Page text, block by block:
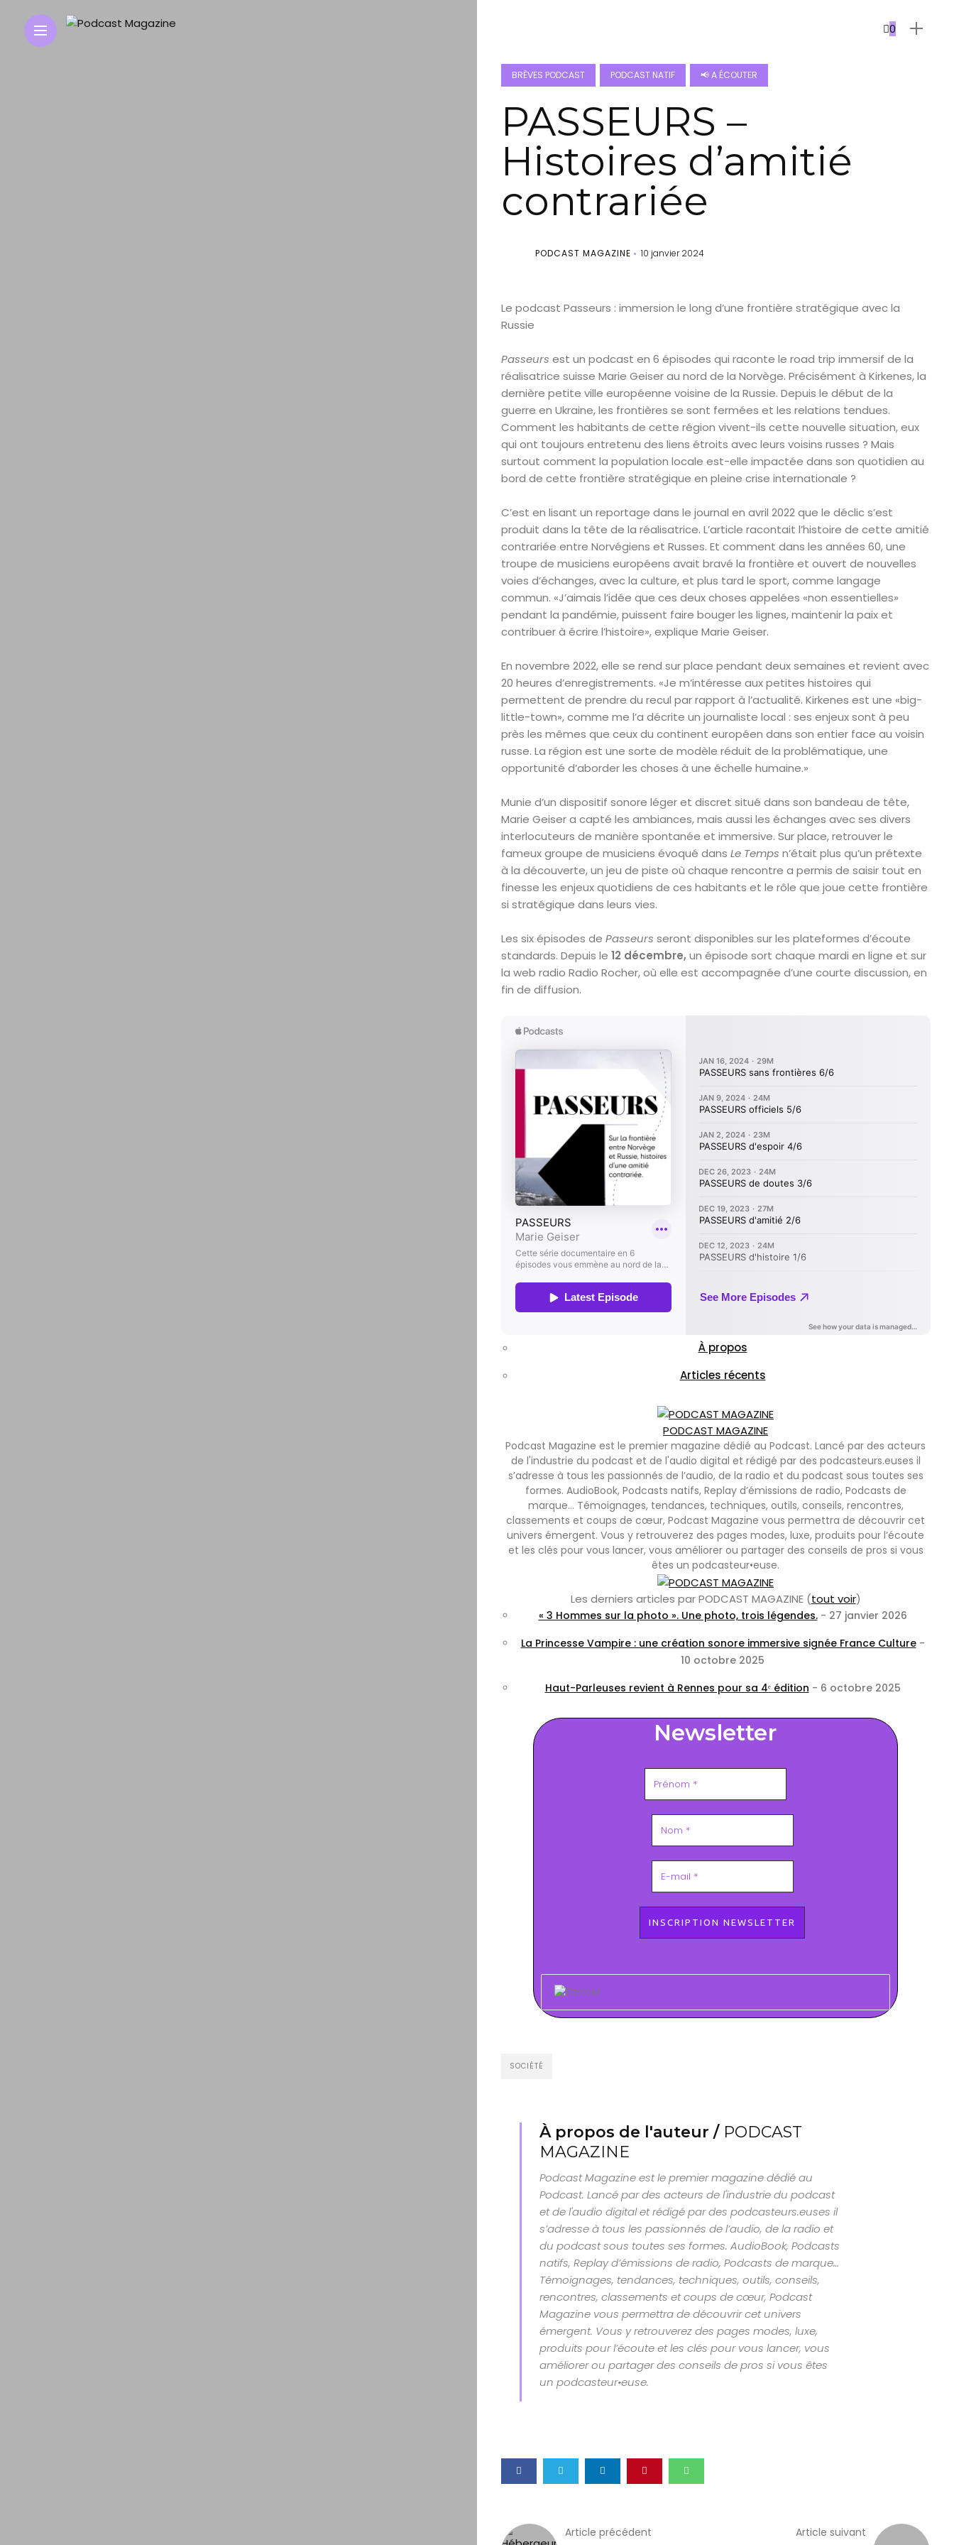
0
BRÈVES PODCAST PODCAST NATIF 📢 A ÉCOUTER
PASSEURS –
Histoires d’amitié
contrariée
PODCAST MAGAZINE 10 janvier 2024
Le podcast Passeurs : immersion le long d’une frontière stratégique avec la
Russie
Passeurs est un podcast en 6 épisodes qui raconte le road trip immersif de la
réalisatrice suisse Marie Geiser au nord de la Norvège. Précisément à Kirkenes, la
dernière petite ville européenne voisine de la Russie. Depuis le début de la
guerre en Ukraine, les frontières se sont fermées et les relations tendues.
Comment les habitants de cette région vivent-ils cette nouvelle situation, eux
qui ont toujours entretenu des liens étroits avec leurs voisins russes ? Mais
surtout comment la population locale est-elle impactée dans son quotidien au
bord de cette frontière stratégique en pleine crise internationale ?
C’est en lisant un reportage dans le journal en avril 2022 que le déclic s’est
produit dans la tête de la réalisatrice. L’article racontait l’histoire de cette amitié
contrariée entre Norvégiens et Russes. Et comment dans les années 60, une
troupe de musiciens européens avait bravé la frontière et ouvert de nouvelles
voies d’échanges, avec la culture, et plus tard le sport, comme langage
commun. «J’aimais l’idée que ces deux choses appelées «non essentielles»
pendant la pandémie, puissent faire bouger les lignes, maintenir la paix et
contribuer à écrire l’histoire», explique Marie Geiser.
En novembre 2022, elle se rend sur place pendant deux semaines et revient avec
20 heures d’enregistrements. «Je m’intéresse aux petites histoires qui
permettent de prendre du recul par rapport à l’actualité. Kirkenes est une «big-
little-town», comme me l’a décrite un journaliste local : ses enjeux sont à peu
près les mêmes que ceux du continent européen dans son entier face au voisin
russe. La région est une sorte de modèle réduit de la problématique, une
opportunité d’aborder les choses à une échelle humaine.»
Munie d’un dispositif sonore léger et discret situé dans son bandeau de tête,
Marie Geiser a capté les ambiances, mais aussi les échanges avec ses divers
interlocuteurs de manière spontanée et immersive. Sur place, retrouver le
fameux groupe de musiciens évoqué dans Le Temps n’était plus qu’un prétexte
à la découverte, un jeu de piste où chaque rencontre a permis de saisir tout en
finesse les enjeux quotidiens de ces habitants et le rôle que joue cette frontière
si stratégique dans leurs vies.
Les six épisodes de Passeurs seront disponibles sur les plateformes d’écoute
standards. Depuis le 12 décembre, un épisode sort chaque mardi en ligne et sur
la web radio Radio Rocher, où elle est accompagnée d’une courte discussion, en
fin de diffusion.
À propos
Articles récents
PODCAST MAGAZINE
Podcast Magazine est le premier magazine dédié au Podcast. Lancé par des acteurs
de l'industrie du podcast et de l'audio digital et rédigé par des podcasteurs.euses il
s’adresse à tous les passionnés de l’audio, de la radio et du podcast sous toutes ses
formes. AudioBook, Podcasts natifs, Replay d’émissions de radio, Podcasts de
marque… Témoignages, tendances, techniques, outils, conseils, rencontres,
classements et coups de cœur, Podcast Magazine vous permettra de découvrir cet
univers émergent. Vous y retrouverez des pages modes, luxe, produits pour l’écoute
et les clés pour vous lancer, vous améliorer ou partager des conseils de pros si vous
êtes un podcasteur•euse.
Les derniers articles par PODCAST MAGAZINE (tout voir)
« 3 Hommes sur la photo ». Une photo, trois légendes.- 27 janvier 2026
La Princesse Vampire : une création sonore immersive signée France Culture-
10 octobre 2025
Haut-Parleuses revient à Rennes pour sa 4ᵉ édition - 6 octobre 2025
Newsletter
SOCIÉTÉ
À propos de l'auteur / PODCAST
MAGAZINE
Podcast Magazine est le premier magazine dédié au
Podcast. Lancé par des acteurs de l'industrie du podcast
et de l'audio digital et rédigé par des podcasteurs.euses il
s’adresse à tous les passionnés de l’audio, de la radio et
du podcast sous toutes ses formes. AudioBook, Podcasts
natifs, Replay d’émissions de radio, Podcasts de marque…
Témoignages, tendances, techniques, outils, conseils,
rencontres, classements et coups de cœur, Podcast
Magazine vous permettra de découvrir cet univers
émergent. Vous y retrouverez des pages modes, luxe,
produits pour l’écoute et les clés pour vous lancer, vous
améliorer ou partager des conseils de pros si vous êtes
un podcasteur•euse.
Article précédent Article suivant